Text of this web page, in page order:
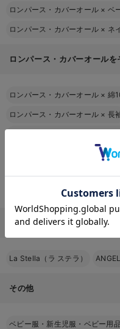
ロンパース・カバーオール × ベ
ロンパース・カバーオール × ネ
ロンパース・カバーオール
ロンパース・カバーオール × 綿
ロンパース・カバーオール × 長
×生
ロンパース・カバーオール ×前
ロンパース・カバーオール
La Stella（ラ ステラ）
その他
ベビー服・新生児服・ベビー用
お気に入